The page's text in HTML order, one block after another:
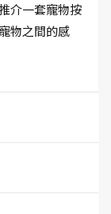
介一套寵物按
物之間的感